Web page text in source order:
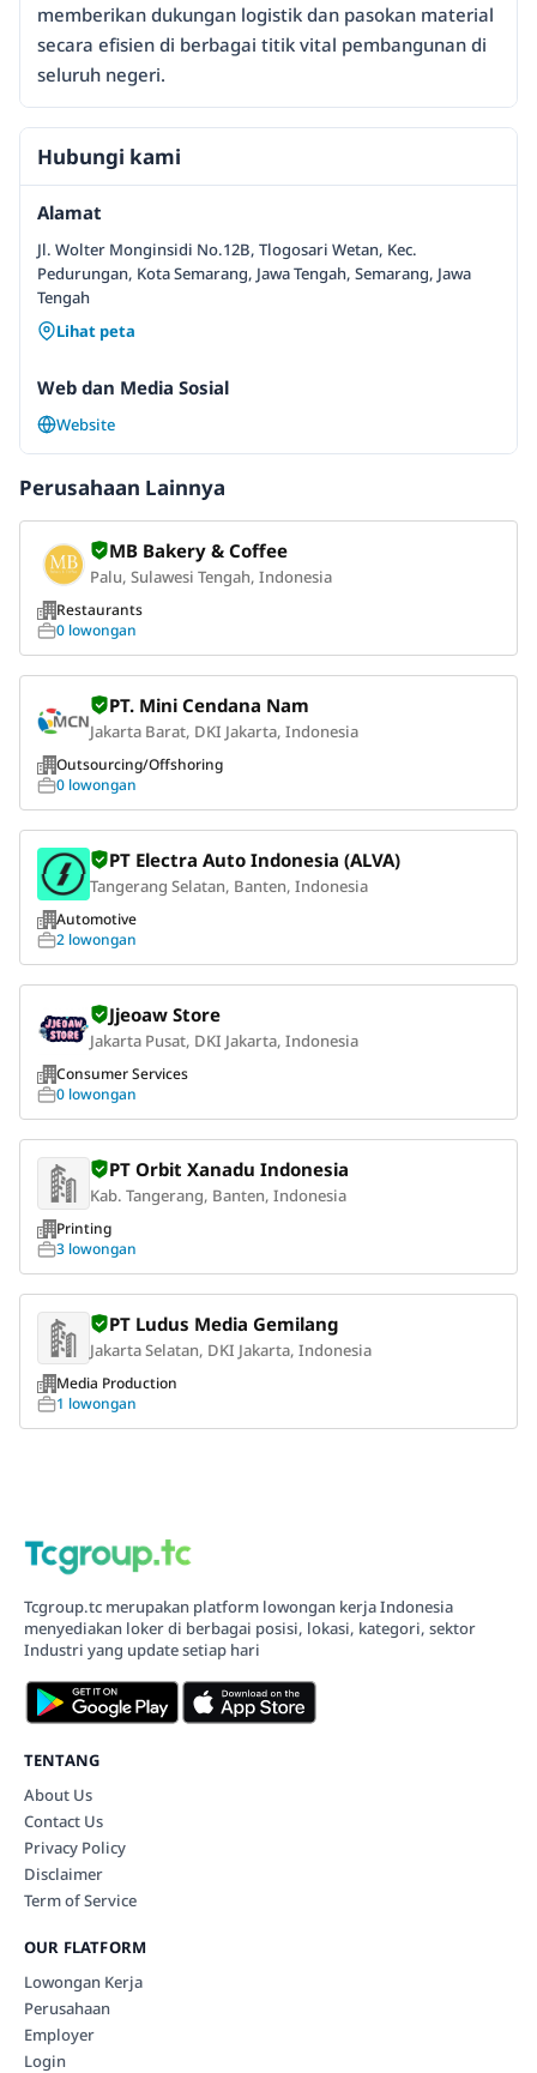
memberikan dukungan logistik dan pasokan material
secara efisien di berbagai titik vital pembangunan di
seluruh negeri.
Hubungi kami
Alamat
Jl. Wolter Monginsidi No.12B, Tlogosari Wetan, Kec.
Pedurungan, Kota Semarang, Jawa Tengah, Semarang, Jawa
Tengah
Lihat peta
Web dan Media Sosial
Website
Perusahaan Lainnya
MB Bakery & Coffee
Palu, Sulawesi Tengah, Indonesia
Restaurants
0 lowongan
PT. Mini Cendana Nam
Jakarta Barat, DKI Jakarta, Indonesia
Outsourcing/Offshoring
0 lowongan
PT Electra Auto Indonesia (ALVA)
Tangerang Selatan, Banten, Indonesia
Automotive
2 lowongan
Jjeoaw Store
Jakarta Pusat, DKI Jakarta, Indonesia
Consumer Services
0 lowongan
PT Orbit Xanadu Indonesia
Kab. Tangerang, Banten, Indonesia
Printing
3 lowongan
PT Ludus Media Gemilang
Jakarta Selatan, DKI Jakarta, Indonesia
Media Production
1 lowongan
Tcgroup.tc merupakan platform lowongan kerja Indonesia
menyediakan loker di berbagai posisi, lokasi, kategori, sektor
Industri yang update setiap hari
TENTANG
About Us
Contact Us
Privacy Policy
Disclaimer
Term of Service
OUR FLATFORM
Lowongan Kerja
Perusahaan
Employer
Login